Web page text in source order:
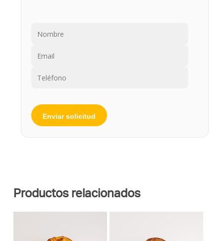
Por favor, deja este campo vacío.
Productos relacionados